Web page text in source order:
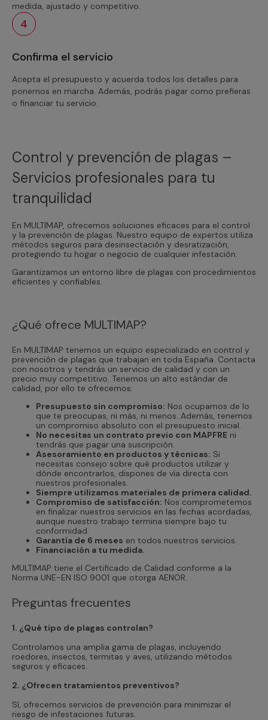
medida, ajustado y competitivo.
4
Confirma el servicio
Acepta el presupuesto y acuerda todos los detalles para
ponernos en marcha. Además, podrás pagar como prefieras
o financiar tu servicio.
Control y prevención de plagas –
Servicios profesionales para tu
tranquilidad
En MULTIMAP, ofrecemos soluciones eficaces para el control
y la prevención de plagas. Nuestro equipo de expertos utiliza
métodos seguros para desinsectación y desratización,
protegiendo tu hogar o negocio de cualquier infestación.
Garantizamos un entorno libre de plagas con procedimientos
eficientes y confiables.
¿Qué ofrece MULTIMAP?
En MULTIMAP tenemos un equipo especializado en control y
prevención de plagas que trabajan en toda España. Contacta
con nosotros y tendrás un servicio de calidad y con un
precio muy competitivo. Tenemos un alto estándar de
calidad, por ello te ofrecemos:
Presupuesto sin compromiso: Nos ocupamos de lo
que te preocupas, ni más, ni menos. Además, tenemos
un compromiso absoluto con el presupuesto inicial.
No necesitas un contrato previo con MAPFRE ni
tendrás que pagar una suscripción.
Asesoramiento en productos y técnicas: Si
necesitas consejo sobre qué productos utilizar y
dónde encontrarlos, dispones de vía directa con
nuestros profesionales.
Siempre utilizamos materiales de primera calidad.
Compromiso de satisfacción: Nos comprometemos
en finalizar nuestros servicios en las fechas acordadas,
aunque nuestro trabajo termina siempre bajo tu
conformidad.
Garantía de 6 meses en todos nuestros servicios.
Financiación a tu medida.
MULTIMAP tiene el Certificado de Calidad conforme a la
Norma UNE-EN ISO 9001 que otorga AENOR.
Preguntas frecuentes
1. ¿Qué tipo de plagas controlan?
Controlamos una amplia gama de plagas, incluyendo
roedores, insectos, termitas y aves, utilizando métodos
seguros y eficaces.
2. ¿Ofrecen tratamientos preventivos?
Sí, ofrecemos servicios de prevención para minimizar el
riesgo de infestaciones futuras.